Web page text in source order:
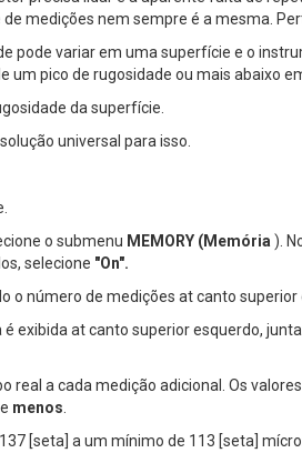
medições nem sempre é a mesma.
pode variar em uma superfície e o
um pico de rugosidade ou mais abaixo
da superfície.
universal para isso.
o submenu MEMORY (Memória).
selecione "On".
número de medições at canto superior
exibida at canto superior esquerdo,
a cada medição adicional. Os
menos.
[seta] a um mínimo de 113 [seta]